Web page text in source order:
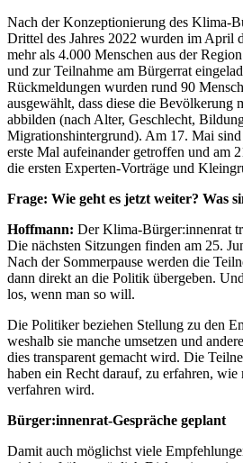
Nach der Konzeptionierung des Klima-
Drittel des Jahres 2022 wurden im April
mehr als 4.000 Menschen aus der
und zur Teilnahme am Bürgerrat
Rückmeldungen wurden rund 90
ausgewählt, dass diese die Bevölkerung
abbilden (nach Alter, Geschlecht,
Migrationshintergrund). Am 17. Mai sind
erste Mal aufeinander getroffen und am
die ersten Experten-Vorträge und
Frage: Wie geht es jetzt weiter? Was
Hoffmann: Der Klima-Bürger:innenrat
Die nächsten Sitzungen finden am 25.
Nach der Sommerpause werden die
dann direkt an die Politik übergeben.
los, wenn man so will.
Die Politiker beziehen Stellung zu den
weshalb sie manche umsetzen und
dies transparent gemacht wird. Die
haben ein Recht darauf, zu erfahren,
verfahren wird.
Bürger:innenrat-Gespräche geplant
Damit auch möglichst viele